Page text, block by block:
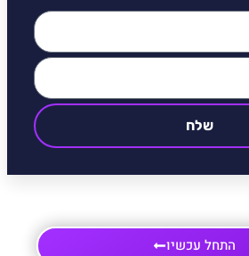
שלח
התחל עכשיו